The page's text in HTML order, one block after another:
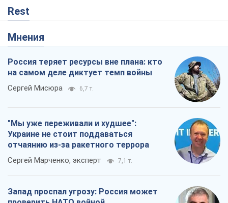
Rest
Мнения
Россия теряет ресурсы вне плана: кто
на самом деле диктует темп войны
Сергей Мисюра 6,7 т.
"Мы уже переживали и худшее":
Украине не стоит поддаваться
отчаянию из-за ракетного террора
Сергей Марченко, эксперт 7,1 т.
Запад проспал угрозу: Россия может